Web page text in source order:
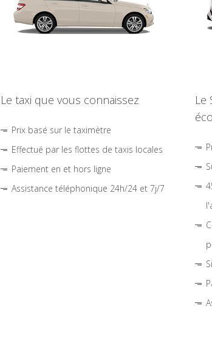
Le taxi que vous connaissez
Prix basé sur le taximètre
Effectué par les flottes de taxis locales
Paiement en et hors ligne
Assistance téléphonique 24h/24 et 7j/7
Le